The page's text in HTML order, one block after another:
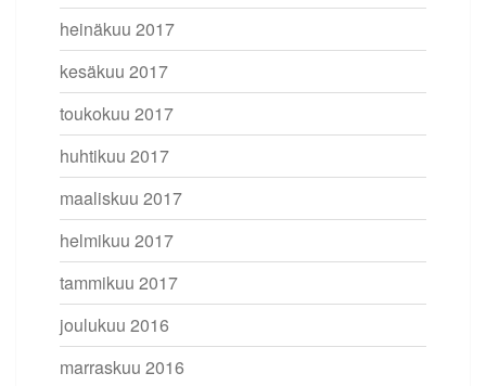
heinäkuu 2017
kesäkuu 2017
toukokuu 2017
huhtikuu 2017
maaliskuu 2017
helmikuu 2017
tammikuu 2017
joulukuu 2016
marraskuu 2016